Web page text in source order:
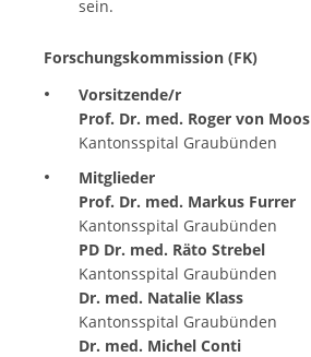
sein.
Forschungskommission (FK)
Vorsitzende/r
Prof. Dr. med. Roger von Moos
Kantonsspital Graubünden
Mitglieder
Prof. Dr. med. Markus Furrer
Kantonsspital Graubünden
PD Dr. med. Räto Strebel
Kantonsspital Graubünden
Dr. med. Natalie Klass
Kantonsspital Graubünden
Dr. med. Michel Conti